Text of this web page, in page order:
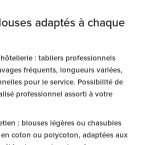
adaptés à chaque
: tabliers professionnels
fréquents, longueurs variées,
pour le service. Possibilité de
professionnel assorti à votre
: blouses légères ou chasubles
coton ou polycoton, adaptées aux